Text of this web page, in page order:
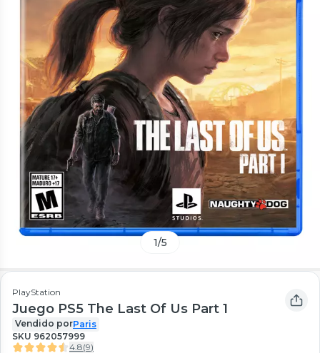
1/5
PlayStation
Juego PS5 The Last Of Us Part 1
Vendido porParis
SKU 962057999
4.8(9)